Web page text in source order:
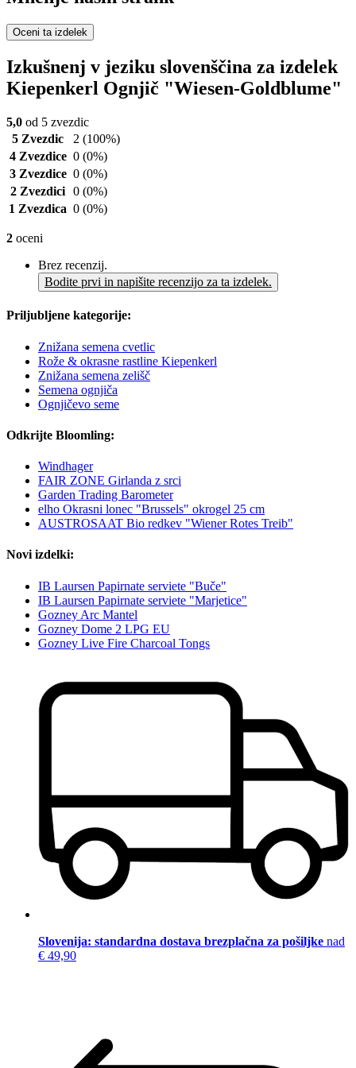
Oceni ta izdelek
Izkušnenj v jeziku slovenščina za izdelek
Kiepenkerl Ognjič "Wiesen-Goldblume"
5,0 od 5 zvezdic
5 Zvezdic
2 (100%)
4 Zvezdice 0 (0%)
3 Zvezdice 0 (0%)
2 Zvezdici 0 (0%)
1 Zvezdica 0 (0%)
2 oceni
Brez recenzij.
Bodite prvi in napišite recenzijo za ta izdelek.
Priljubljene kategorije:
Znižana semena cvetlic
Rože & okrasne rastline Kiepenkerl
Znižana semena zelišč
Semena ognjiča
Ognjičevo seme
Odkrijte Bloomling:
Windhager
FAIR ZONE Girlanda z srci
Garden Trading Barometer
elho Okrasni lonec "Brussels" okrogel 25 cm
AUSTROSAAT Bio redkev "Wiener Rotes Treib"
Novi izdelki:
IB Laursen Papirnate serviete "Buče"
IB Laursen Papirnate serviete "Marjetice"
Gozney Arc Mantel
Gozney Dome 2 LPG EU
Gozney Live Fire Charcoal Tongs
Slovenija: standardna dostava brezplačna za pošiljke nad
€ 49,90